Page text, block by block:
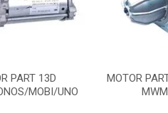
PART 13D
MOBI/UNO
MOTOR